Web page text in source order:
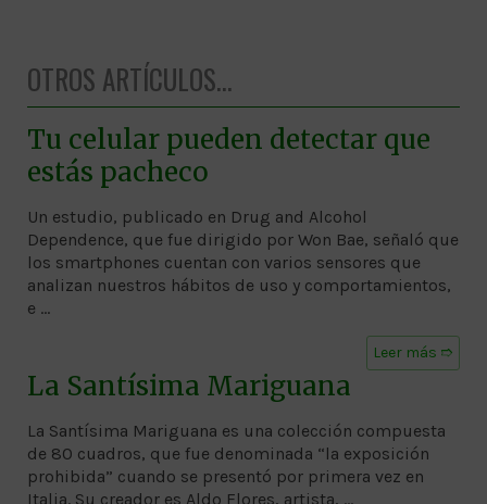
OTROS ARTÍCULOS...
Tu celular pueden detectar que
estás pacheco
Un estudio, publicado en Drug and Alcohol
Dependence, que fue dirigido por Won Bae, señaló que
los smartphones cuentan con varios sensores que
analizan nuestros hábitos de uso y comportamientos,
e …
Leer más ➱
La Santísima Mariguana
La Santísima Mariguana es una colección compuesta
de 80 cuadros, que fue denominada “la exposición
prohibida” cuando se presentó por primera vez en
Italia. Su creador es Aldo Flores, artista, …